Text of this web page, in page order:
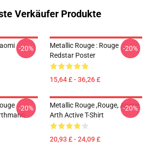
Verkäufer Produkte
-20%
Metallic Rouge : Rouge
Redstar Poster
15,64 £ - 36,26 £
-20%
-20%
Metallic Rouge ,rouge, Anime
Arth Active T-Shirt
20,93 £ - 24,09 £
-20%